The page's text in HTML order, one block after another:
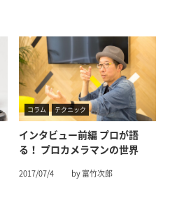
コラム テクニック
インタビュー前編 プロが語
る！ プロカメラマンの世界
2017/07/4 by 富竹次郎